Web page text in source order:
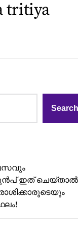
tritiya
Search
മുൻപ് ഇത് ചെയ്താൽ